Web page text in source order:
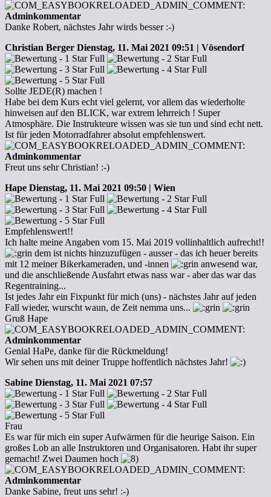
Adminkommentar
Danke Robert, nächstes Jahr wirds besser :-)
Christian Berger Dienstag, 11. Mai 2021 09:51 | Vösendorf
Sollte JEDE(R) machen !
Habe bei dem Kurs echt viel gelernt, vor allem das wiederholte
hinweisen auf den BLICK, war extrem lehrreich ! Super
Atmosphäre. Die Instrukteure wissen was sie tun und sind echt nett.
Ist für jeden Motorradfahrer absolut empfehlenswert.
Adminkommentar
Freut uns sehr Christian! :-)
Hape Dienstag, 11. Mai 2021 09:50 | Wien
Empfehlenswert!!
Ich halte meine Angaben vom 15. Mai 2019 vollinhaltlich aufrecht!!
dem ist nichts hinzuzufügen - ausser - das ich heuer bereits
mit 12 meiner Bikerkameraden, und -innen
anwesend war,
und die anschließende Ausfahrt etwas nass war - aber das war das
Regentraining...
Ist jedes Jahr ein Fixpunkt für mich (uns) - nächstes Jahr auf jeden
Fall wieder, wurscht waun, de Zeit nemma uns...
Gruß Hape
Adminkommentar
Genial HaPe, danke für die Rückmeldung!
Wir sehen uns mit deiner Truppe hoffentlich nächstes Jahr!
Sabine Dienstag, 11. Mai 2021 07:57
Frau
Es war für mich ein super Aufwärmen für die heurige Saison. Ein
großes Lob an alle Instruktoren und Organisatoren. Habt ihr super
gemacht! Zwei Daumen hoch
Adminkommentar
Danke Sabine, freut uns sehr! :-)